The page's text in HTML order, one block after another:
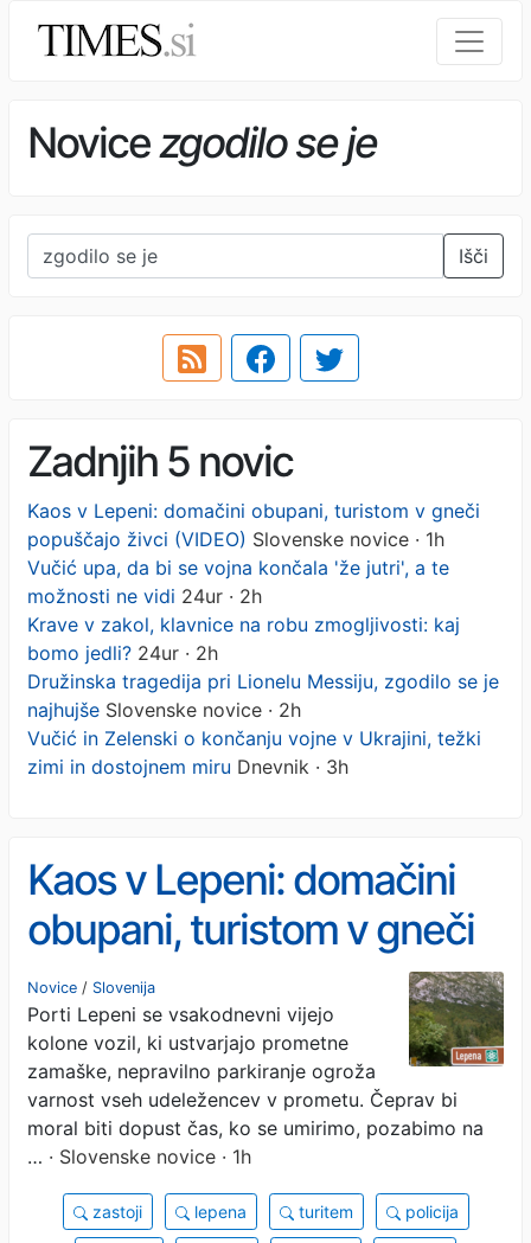
Novicezgodilo se je
Išči
Zadnjih 5 novic
Kaos v Lepeni: domačini obupani, turistom v gneči
popuščajo živci (VIDEO) Slovenske novice · 1h
Vučić upa, da bi se vojna končala 'že jutri', a te
možnosti ne vidi 24ur · 2h
Krave v zakol, klavnice na robu zmogljivosti: kaj
bomo jedli? 24ur · 2h
Družinska tragedija pri Lionelu Messiju, zgodilo se je
najhujše Slovenske novice · 2h
Vučić in Zelenski o končanju vojne v Ukrajini, težki
zimi in dostojnem miru Dnevnik · 3h
Kaos v Lepeni: domačini
obupani, turistom v gneči
popuščajo živci (VIDEO)
Novice / Slovenija
Porti Lepeni se vsakodnevni vijejo
kolone vozil, ki ustvarjajo prometne
zamaške, nepravilno parkiranje ogroža
varnost vseh udeležencev v prometu. Čeprav bi
moral biti dopust čas, ko se umirimo, pozabimo na
… · Slovenske novice · 1h
zastoji lepena turitem policija